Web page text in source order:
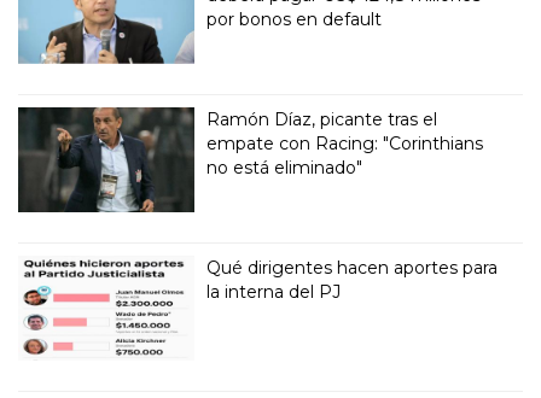
por bonos en default
Ramón Díaz, picante tras el
empate con Racing: "Corinthians
no está eliminado"
Qué dirigentes hacen aportes para
la interna del PJ